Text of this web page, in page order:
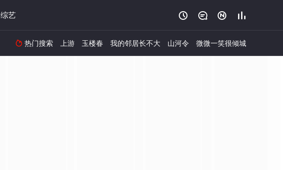
综艺    
 热门搜索 上游 玉楼春 我的邻居长不大 山河令 微微一笑很倾城